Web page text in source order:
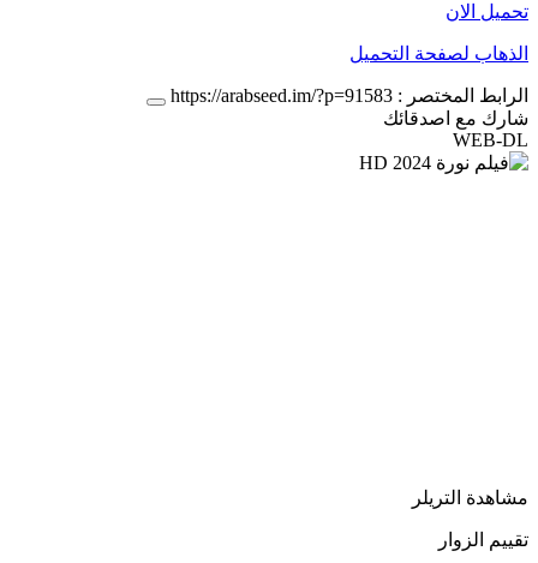
تحميل الان
الذهاب لصفحة التحميل
الرابط المختصر : https://arabseed.im/?p=91583
شارك مع اصدقائك
WEB-DL
مشاهدة التريلر
تقييم الزوار